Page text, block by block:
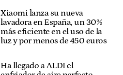
Xiaomi lanza su nueva
lavadora en España, un 30%
más eficiente en el uso de la
luz y por menos de 450 euros
Ha llegado a ALDI el